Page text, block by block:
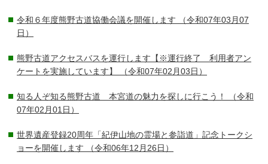
令和６年度熊野古道協働会議を開催します （令和07年03月07
日）
熊野古道アクセスバスを運行します【※運行終了 利用者アン
ケートを実施しています】
（令和07年02月03日）
知る人ぞ知る熊野古道 本宮道の魅力を探しに行こう！
（令和
07年02月01日）
世界遺産登録20周年「紀伊山地の霊場と参詣道」記念トークシ
ョーを開催します （令和06年12月26日）